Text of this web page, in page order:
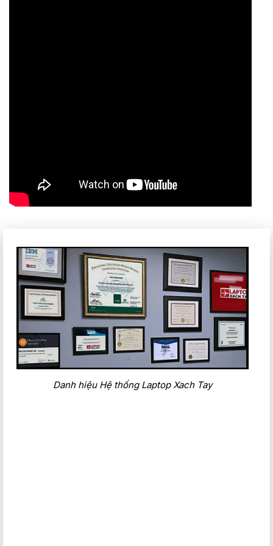
Hiệu năng
Với bộ xử lý Ryzen 7-7840HS đem đến tốc độ xử lý nhanh
chóng ở mọi tác vụ công việc học tập văn phòng trên các
phần mềm Word, Excel, PowerPoint,… cho đến đồ họa
Danh hiệu Hệ thống Laptop Xach Tay